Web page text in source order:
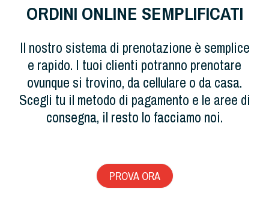
ORDINI ONLINE SEMPLIFICATI
Il nostro sistema di prenotazione è semplice
e rapido. I tuoi clienti potranno prenotare
ovunque si trovino, da cellulare o da casa.
Scegli tu il metodo di pagamento e le aree di
consegna, il resto lo facciamo noi.
PROVA ORA